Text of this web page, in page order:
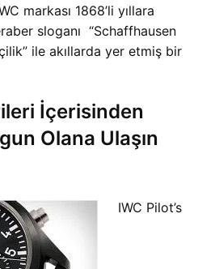
markası 1868’li yıllara
sloganı “Schaffhausen
ile akıllarda yer etmiş bir
İçerisinden
Olana Ulaşın
IWC Pilot’s